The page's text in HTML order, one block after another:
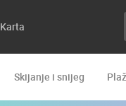
Karta
Skijanje i snijeg